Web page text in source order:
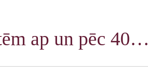
ap un pēc 40…